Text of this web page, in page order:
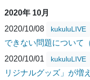
2020年 10月
2020/10/08
kukuluLIVE
できない問題について
2020/10/01
kukuluLIVE
リジナルグッズ」が増